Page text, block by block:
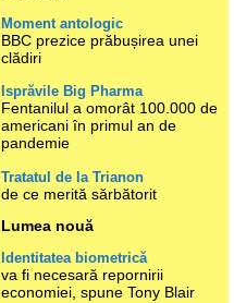
Moment antologic
BBC prezice prăbușirea unei
clădiri
Isprăvile Big Pharma
Fentanilul a omorât 100.000 de
americani în primul an de
pandemie
Tratatul de la Trianon
de ce merită sărbătorit
Lumea nouă
Identitatea biometrică
va fi necesară repornirii
economiei, spune Tony Blair